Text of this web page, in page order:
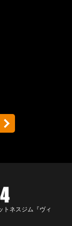
トネスジム『ヴィ